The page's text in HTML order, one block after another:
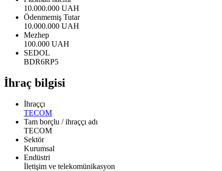
10.000.000 UAH
Ödenmemiş Tutar
10.000.000 UAH
Mezhep
100.000 UAH
SEDOL
BDR6RP5
İhraç bilgisi
İhraççı
TECOM
Tam borçlu / ihraççı adı
TECOM
Sektör
Kurumsal
Endüstri
İletişim ve telekomünikasyon